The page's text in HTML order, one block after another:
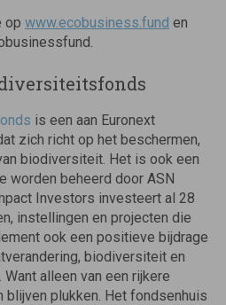
op www.ecobusiness.fund en
is een aan Euronext
zich richt op het beschermen,
biodiversiteit. Het is ook een
worden beheerd door ASN
Investors investeert al 28
instellingen en projecten die
ook een positieve bijdrage
biodiversiteit en
alleen van een rijkere
blijven plukken. Het fondsenhuis